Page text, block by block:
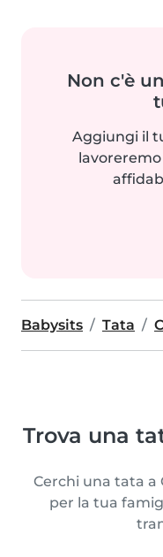
Non c'è
Aggiungi il
Babysits Tata
Trova una
Cerchi una tata a
per la tua